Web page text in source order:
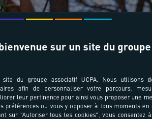
sportifs
sur un site du
du groupe associatif UCPA. Nous utilisons
afin de personnaliser votre parcours,
leur pertinence pour ainsi vous proposer une
préférences ou vous y opposer à tous moments
sur "Autoriser tous les cookies", vous consentez